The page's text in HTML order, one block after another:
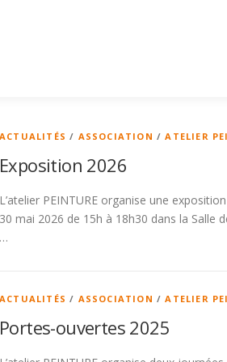
ACTUALITÉS / ASSOCIATION /ATELIER
Exposition 2026
L’atelier PEINTURE organise une
30 mai 2026 de 15h à 18h30 dans la Salle
…
ACTUALITÉS / ASSOCIATION /ATELIER
Portes-ouvertes 2025